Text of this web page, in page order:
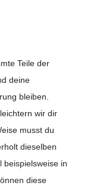
Teile der
deine
bleiben.
wir dir
musst du
dieselben
beispielsweise in
diese